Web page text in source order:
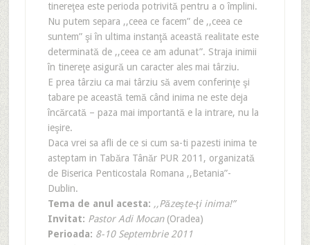
tinereţea este perioda potrivită pentru a o împlini.
Nu putem separa ,,ceea ce facem” de ,,ceea ce
suntem” şi în ultima instanţă această realitate este
determinată de ,,ceea ce am adunat”. Straja inimii
în tinereţe asigură un caracter ales mai târziu.
E prea târziu ca mai târziu să avem conferinţe şi
tabare pe această temă când inima ne este deja
încărcată – paza mai importantă e la intrare, nu la
ieşire.
Daca vrei sa afli de ce si cum sa-ti pazesti inima te
asteptam in Tabăra Tânăr PUR 2011, organizată
de Biserica Penticostala Romana ,,Betania”-
Dublin.
Tema de anul acesta: ,,Păzeşte-ţi inima!”
Invitat: Pastor Adi Mocan(Oradea)
Perioada: 8-10 Septembrie 2011